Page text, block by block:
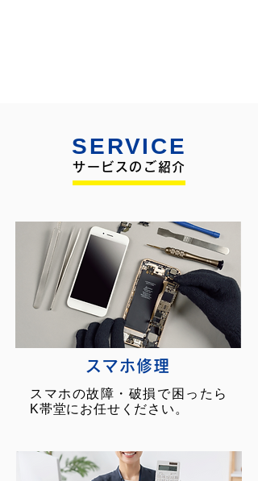
SERVICE
サービスのご紹介
スマホ修理
スマホの故障・破損で困ったら
K帯堂にお任せください。